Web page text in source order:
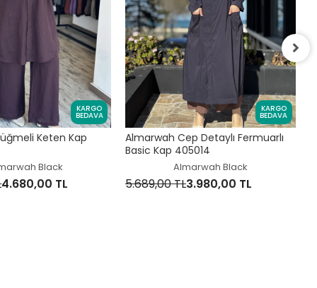
KARGO
BEDAVA
Keten Kap
Black
4.680,00 TL
KARGO
BEDAVA
Almarwah Cep Detaylı Fermuarlı
Basic Kap 405014
Almarwah Black
5.689,00 TL3.980,00 TL